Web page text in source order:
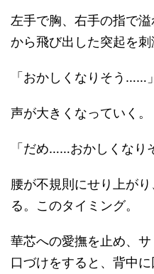
左手で胸、右手の指で
から飛び出した突起を刺
「おかしくなりそう……」
声が大きくなっていく。
「だめ……おかしくなり
腰が不規則にせり上が
る。このタイミング。
華芯への愛撫を止め、サ
口づけをすると、背中に